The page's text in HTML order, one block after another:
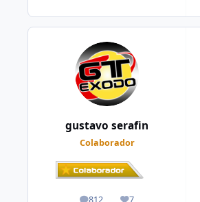
gustavo serafin
Colaborador